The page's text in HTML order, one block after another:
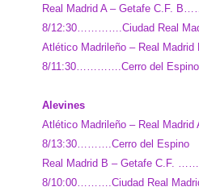
Real Madrid A – Getafe C.F.
8/12:30………….Ciudad Real
Atlético Madrileño – Real
8/11:30………….Cerro del Espino
Alevines
Atlético Madrileño – Real
8/13:30……….Cerro del Espino
Real Madrid B – Getafe
8/10:00……….Ciudad Real